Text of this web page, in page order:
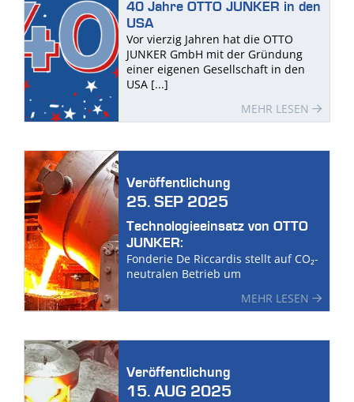
40 Jahre OTTO JUNKER in den
USA
Vor vierzig Jahren hat die OTTO
JUNKER GmbH mit der Gründung
einer eigenen Gesellschaft in den
USA [...]
MEHR LESEN
Veröffentlichung
25. SEP 2025
Technologieeinsatz von OTTO
JUNKER:
Fonderie De Riccardis stellt auf CO₂-
neutralen Betrieb um
MEHR LESEN
Veröffentlichung
15. AUG 2025